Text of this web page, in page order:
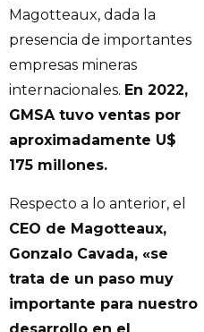
Magotteaux, dada la
presencia de importantes
empresas mineras
internacionales. En 2022,
GMSA tuvo ventas por
aproximadamente U$
175 millones.
Respecto a lo anterior, el
CEO de Magotteaux,
Gonzalo Cavada, «se
trata de un paso muy
importante para nuestro